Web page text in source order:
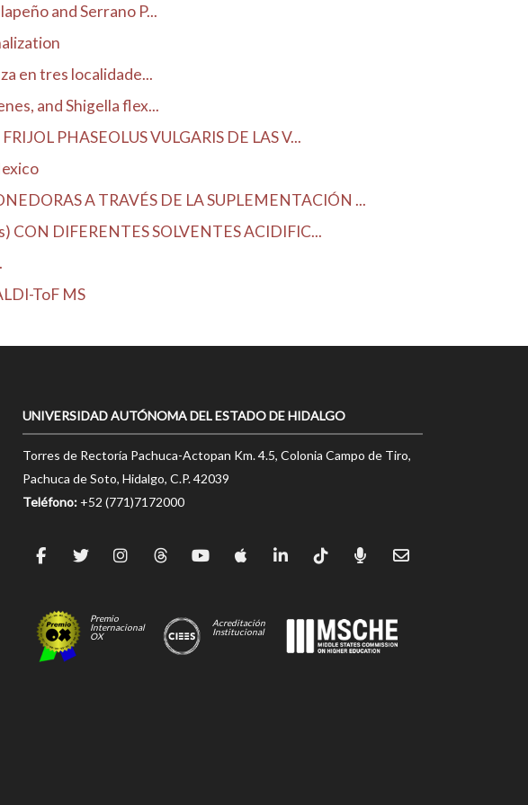
and Serrano P...
en tres localidade...
and Shigella flex...
PHASEOLUS VULGARIS DE LAS V...
A TRAVÉS DE LA SUPLEMENTACIÓN ...
DIFERENTES SOLVENTES ACIDIFIC...
ToF MS
UNIVERSIDAD AUTÓNOMA DEL ESTADO DE HIDALGO
Torres de Rectoría Pachuca-Actopan Km. 4.5, Colonia Campo de Tiro,
Pachuca de Soto, Hidalgo, C.P. 42039
Teléfono: +52 (771)7172000
Premio
Internacional
OX
Acreditación
Institucional